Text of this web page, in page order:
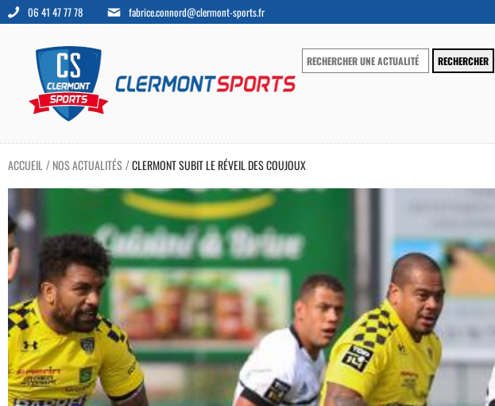
06 41 47 77 78 fabrice.connord@clermont-sports.fr
ACCUEIL / NOS ACTUALITÉS/CLERMONT SUBIT LE RÉVEIL DES COUJOUX